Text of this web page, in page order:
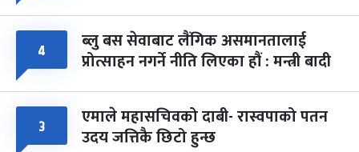
४ ब्लु बस सेवाबाट लैंगिक असमानतालाई
प्रोत्साहन नगर्ने नीति लिएका हौं : मन्त्री बादी
३ एमाले महासचिवको दाबी- रास्वपाको पतन
उदय जत्तिकै छिटो हुन्छ